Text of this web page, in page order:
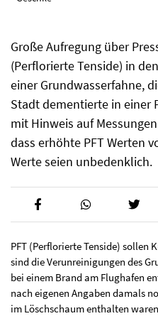
Große Aufregung über
(Perflorierte Tenside) in
einer Grundwasserfahne,
Stadt dementierte in einer
mit Hinweis auf
dass erhöhte PFT Werten
Werte seien unbedenklich.
PFT (Perflorierte Tenside) sollen
sind die Verunreinigungen des
bei einem Brand am Flughafen
nach eigenen Angaben damals
im Löschschaum enthalten